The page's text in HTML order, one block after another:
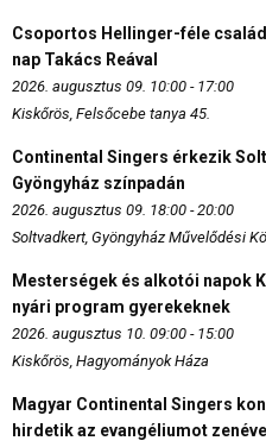
Csoportos Hellinger-féle
nap Takács Reával
2026. augusztus 09. 10:00 - 17:00
Kiskőrös, Felsőcebe tanya 45.
Continental Singers érkezik
Gyöngyház színpadán
2026. augusztus 09. 18:00 - 20:00
Soltvadkert, Gyöngyház Művelődési
Mesterségek és alkotói napok
nyári program gyerekeknek
2026. augusztus 10. 09:00 - 15:00
Kiskőrös, Hagyományok Háza
Magyar Continental Singers
hirdetik az evangéliumot zenével